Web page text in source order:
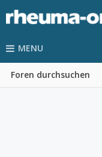
MENU
Foren durchsuchen